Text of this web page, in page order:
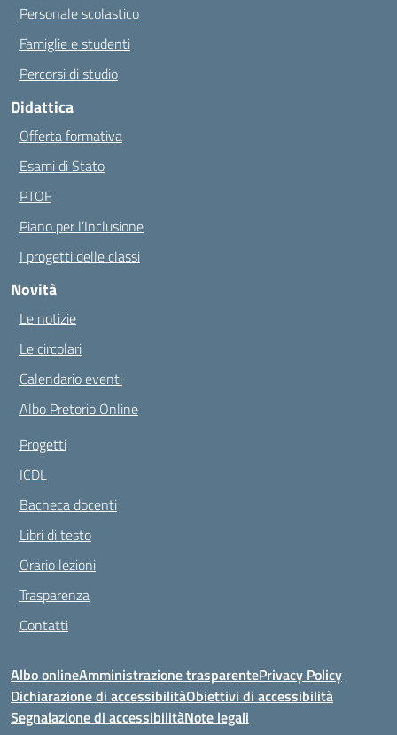
Personale scolastico
Famiglie e studenti
Percorsi di studio
Didattica
Offerta formativa
Esami di Stato
PTOF
Piano per l’Inclusione
I progetti delle classi
Novità
Le notizie
Le circolari
Calendario eventi
Albo Pretorio Online
Progetti
ICDL
Bacheca docenti
Libri di testo
Orario lezioni
Trasparenza
Contatti
Albo onlineAmministrazione trasparentePrivacy Policy
Dichiarazione di accessibilitàObiettivi di accessibilità
Segnalazione di accessibilitàNote legali